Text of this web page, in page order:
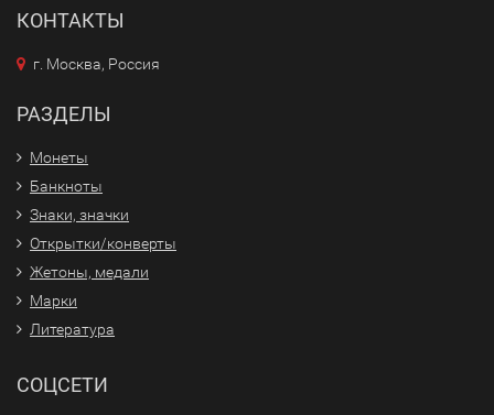
КОНТАКТЫ
г. Москва, Россия
РАЗДЕЛЫ
Монеты
Банкноты
Знаки, значки
Открытки/конверты
Жетоны, медали
Марки
Литература
СОЦСЕТИ